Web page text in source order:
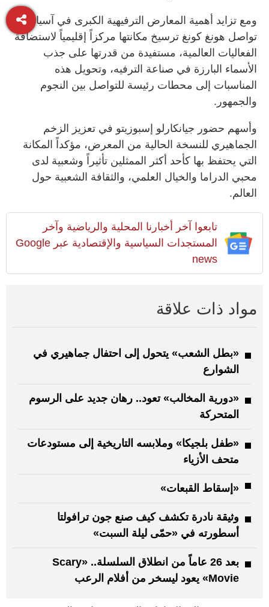
ومع تزايد أهمية المعارض الترفيهية الكبرى في آسيا،
تواصل هونغ كونغ ترسيخ مكانتها مركزاً إقليمياً لاستضافة
الفعاليات العالمية، مستفيدة من قدرتها على جذب
الأسماء البارزة في صناعة الترفيه، وتحويل هذه
المناسبات إلى محطات رئيسة للتواصل بين النجوم
والجمهور.
وأسهم حضور جيانكارلو إسبوزيتو في تعزيز الزخم
الجماهيري للنسخة الحالية من المعرض، مؤكداً المكانة
التي يحتفظ بها كأحد أكثر الممثلين تأثيراً وشعبية لدى
محبي الدراما والخيال العلمي، والثقافة الشعبية حول
العالم.
تابعوا آخر أخبارنا المحلية والرياضية وآخر
المستجدات السياسية والإقتصادية عبر Google
news
مواد ذات علاقة
«بطل الشعب» يتحول إلى احتفال جماهيري في
الشوارع
«دورية المخالب» تعود.. رهان جديد على الرسوم
المتحركة
«طفل بلجيكا» وملابسه التاريخية إلى مستودعات
متحف الأزياء
«إسقاط القبعات»
وثيقة نادرة تكشف كيف صنع جون ترافولتا
أسطورته في «حمّى ليلة السبت»
بعد 26 عاماً من انطلاق السلسلة.. «Scary
Movie» يعود ليسخر من أفلام الرعب